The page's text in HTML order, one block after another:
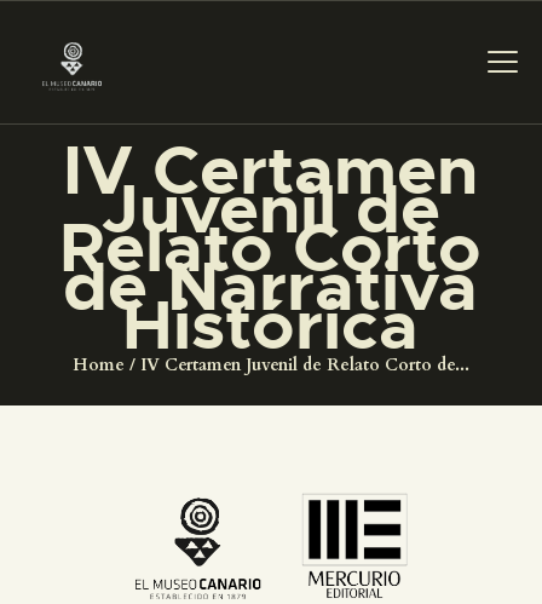
IV Certamen
Juvenil de
Relato Corto
de Narrativa
Histórica
Home IV Certamen Juvenil de Relato Corto de...
PREPARAR LA VISITA
ACTIVIDADES
█
COLECCIONES
DIDÁCTICA